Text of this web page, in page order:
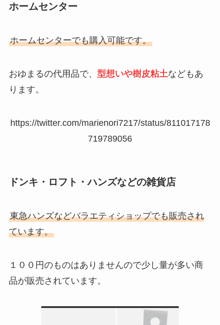
ホームセンター
ホームセンターでも購入可能です。
おゆまるの代用品で、 型想いや樹皮粘土などもあ
ります。
https://twitter.com/marienori7217/status/811017178
719789056
ドンキ・ロフト・ハンズなどの雑貨店
東急ハンズなどバラエティショップでも販売され
ています。
１００円のものはありませんので少し量が多い商
品が販売されています。